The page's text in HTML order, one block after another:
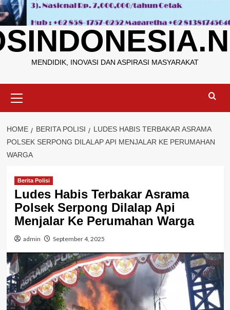
MENDIDIK, INOVASI DAN ASPIRASI MASYARAKAT
Menu
HOME BERITA POLISI
LUDES HABIS TERBAKAR ASRAMA
POLSEK SERPONG DILALAP API MENJALAR KE PERUMAHAN
WARGA
Berita Polisi
Ludes Habis Terbakar Asrama
Polsek Serpong Dilalap Api
Menjalar Ke Perumahan Warga
admin September 4, 2025